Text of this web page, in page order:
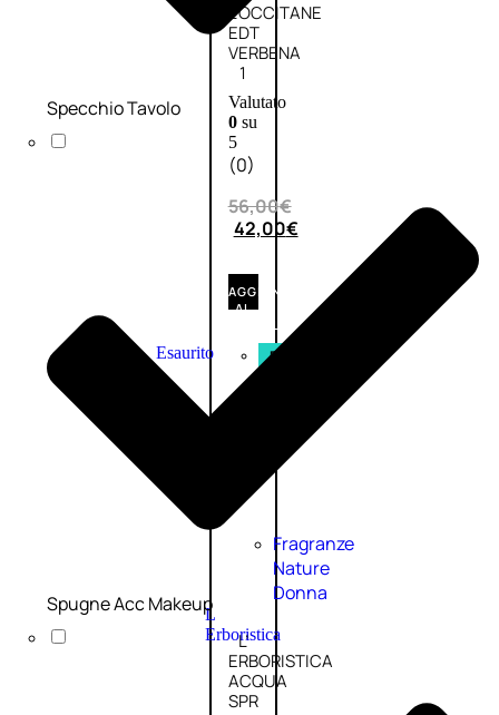
L’OCCITANE
EDT
VERBENA
1
Valutato
0su
5
(0)
56,00€
42,00€
AGGIUNGI
AL
CARRELLO
Esaurito PROMO
Fragranze
Nature
Donna
L
Erboristica
L’
ERBORISTICA
ACQUA
SPR
Specchio Tavolo
Spugne Acc Makeup